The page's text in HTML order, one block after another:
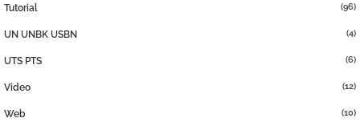
Tutorial (96)
UN UNBK USBN (4)
UTS PTS (6)
Video (12)
Web (10)